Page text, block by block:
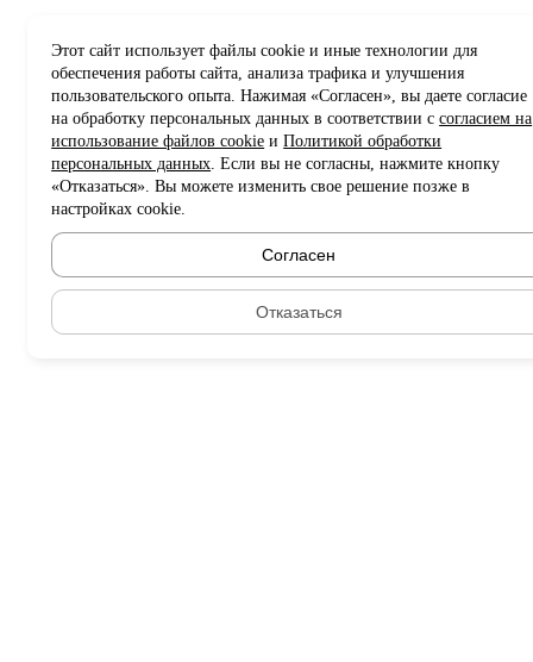
Этот сайт использует файлы cookie и иные технологии для
обеспечения работы сайта, анализа трафика и улучшения
пользовательского опыта. Нажимая «Согласен», вы даете согласие
на обработку персональных данных в соответствии ссогласием на
использование файлов cookie иПолитикой обработки
персональных данных. Если вы не согласны, нажмите кнопку
«Отказаться». Вы можете изменить свое решение позже в
настройках cookie.
Согласен
Отказаться